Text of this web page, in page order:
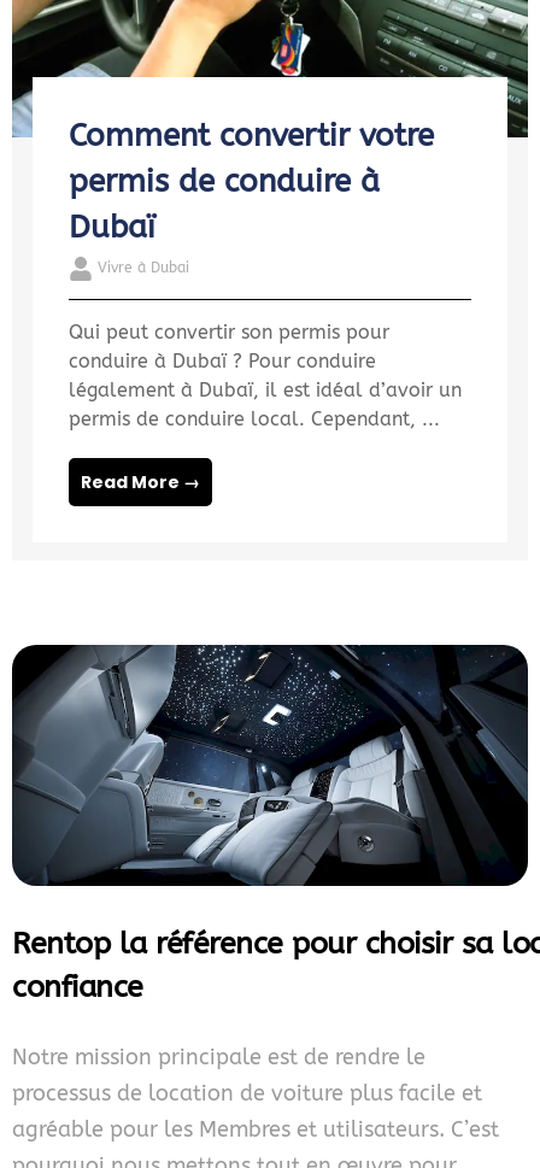
Comment convertir votre
permis de conduire à
Dubaï
Vivre à Dubai
Qui peut convertir son permis pour
conduire à Dubaï ? Pour conduire
légalement à Dubaï, il est idéal d’avoir un
permis de conduire local. Cependant, ...
Read More →
Rentop la référence pour choisir sa
confiance
Notre mission principale est de rendre le
processus de location de voiture plus facile et
agréable pour les Membres et utilisateurs. C’est